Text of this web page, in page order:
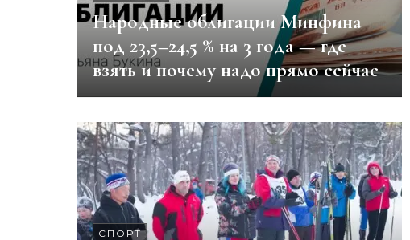
Народные облигации Минфина
под 23,5–24,5 % на 3 года — где
взять и почему надо прямо сейчас
СПОРТ